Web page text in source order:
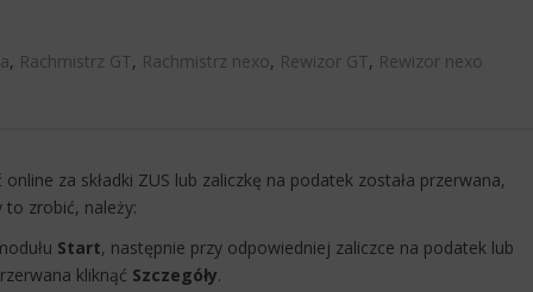
, Rachmistrz GT, Rachmistrz nexo, Rewizor GT, Rewizor nexo
za składki ZUS lub zaliczkę na podatek została przerwana,
to zrobić, należy:
Start, następnie przy odpowiedniej zaliczce na podatek lub
kliknąć Szczegóły.